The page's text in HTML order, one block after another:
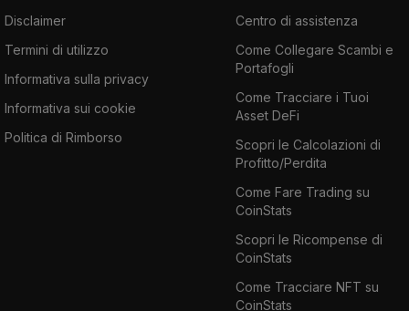
Disclaimer
Termini di utilizzo
Informativa sulla privacy
Informativa sui cookie
Politica di Rimborso
Centro di assistenza
Come Collegare Scambi e
Portafogli
Come Tracciare i Tuoi
Asset DeFi
Scopri le Calcolazioni di
Profitto/Perdita
Come Fare Trading su
CoinStats
Scopri le Ricompense di
CoinStats
Come Tracciare NFT su
CoinStats